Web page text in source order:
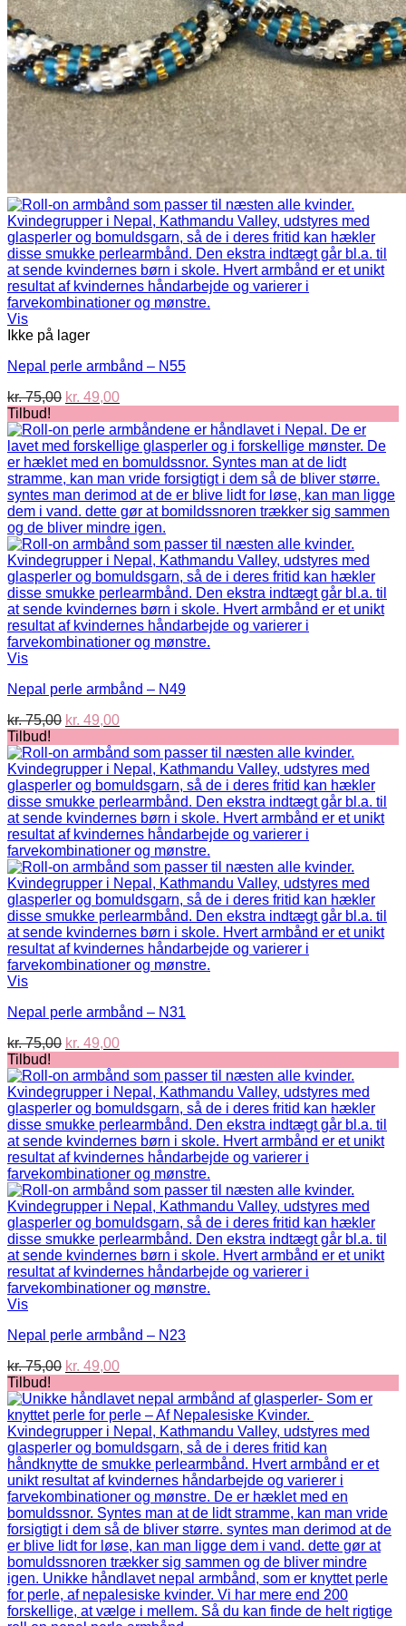
Vis
Ikke på lager
Nepal perle armbånd – N55
kr.75,00 Den
pris
var:
kr. 75,00.
kr. 49,00Den
pris
er:
kr. 49,00.
Tilbud!
Vis
Nepal perle armbånd – N49
kr.75,00 Den
pris
var:
kr. 75,00.
kr. 49,00Den
pris
er:
kr. 49,00.
Tilbud!
Vis
Nepal perle armbånd – N31
kr.75,00 Den
pris
var:
kr. 75,00.
kr. 49,00Den
pris
er:
kr. 49,00.
Tilbud!
Vis
Nepal perle armbånd – N23
kr.75,00 Den
pris
var:
kr. 75,00.
kr. 49,00Den
pris
er:
kr. 49,00.
Tilbud!